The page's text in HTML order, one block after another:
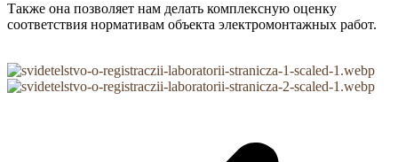
Также она позволяет нам делать комплексную оценку
соответствия нормативам объекта электромонтажных работ.